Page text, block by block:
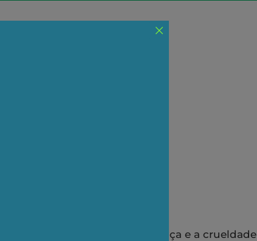
a insustentabilidade, a injustiça e a crueldade